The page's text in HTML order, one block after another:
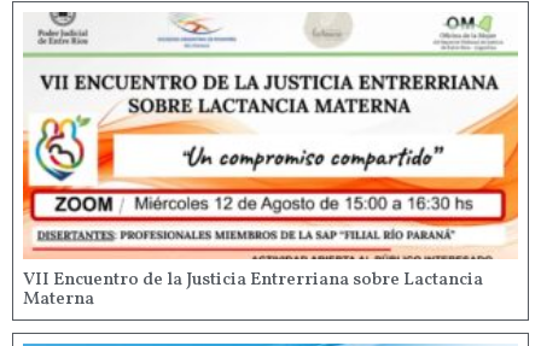
VII Encuentro de la Justicia Entrerriana sobre Lactancia
Materna